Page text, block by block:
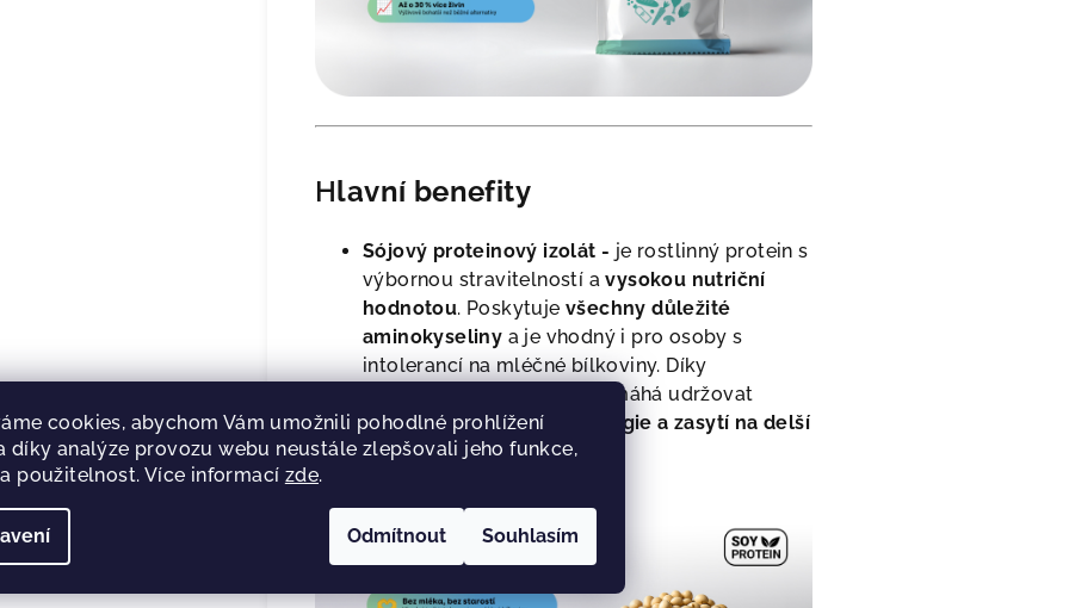
cookies, abychom Vám umožnili pohodlné prohlížení
díky analýze provozu webu neustále zlepšovali jeho funkce,
použitelnost. Více informací zde.
Odmítnout Souhlasím
Hlavní benefity
Sójový proteinový izolát - je rostlinný protein s
výbornou stravitelností avysokou nutriční
hodnotou. Poskytujevšechny důležité
aminokyseliny a je vhodný i pro osoby s
intolerancí na mléčné bílkoviny. Díky
pomalému vstřebávání pomáhá udržovat
rovnoměrnou hladinu energie a zasytí na delší
dobu.